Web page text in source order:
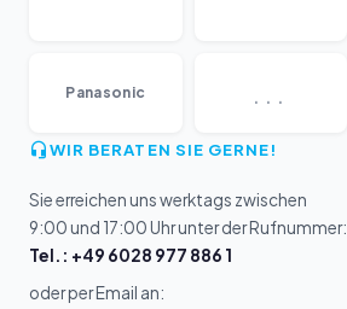
Panasonic ...
WIR BERATEN SIE GERNE!
Sie erreichen uns werktags zwischen
9:00 und 17:00 Uhr unter der Rufnummer:
Tel.: +49 6028 977 886 1
oder per Email an: